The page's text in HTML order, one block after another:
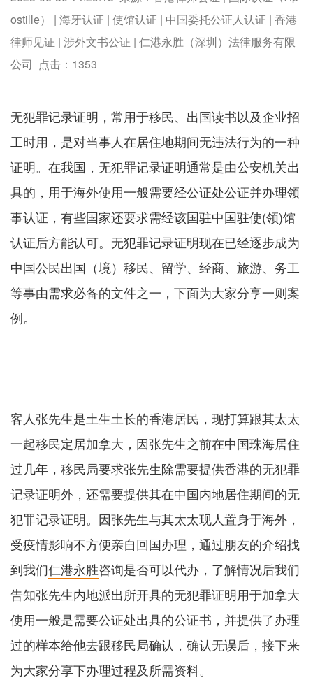
ostille） | 海牙认证 | 使馆认证 | 中国委托公证人认证 | 香港
律师见证 | 涉外文书公证 | 仁港永胜（深圳）法律服务有限
公司 点击： 1353
无犯罪记录证明，常用于移民、出国读书以及企业招
工时用，是对当事人在居住地期间无违法行为的一种
证明。在我国，无犯罪记录证明通常是由公安机关出
具的，用于海外使用一般需要经公证处公证并办理领
事认证，有些国家还要求需经该国驻中国驻使(领)馆
认证后方能认可。无犯罪记录证明现在已经逐步成为
中国公民出国（境）移民、留学、经商、旅游、务工
等事由需求必备的文件之一，下面为大家分享一则案
例。
客人张先生是土生土长的香港居民，现打算跟其太太
一起移民定居加拿大，因张先生之前在中国珠海居住
过几年，移民局要求张先生除需要提供香港的无犯罪
记录证明外，还需要提供其在中国内地居住期间的无
犯罪记录证明。因张先生与其太太现人置身于海外，
受疫情影响不方便亲自回国办理，通过朋友的介绍找
到我们仁港永胜咨询是否可以代办，了解情况后我们
告知张先生内地派出所开具的无犯罪证明用于加拿大
使用一般是需要公证处出具的公证书，并提供了办理
过的样本给他去跟移民局确认，确认无误后，接下来
为大家分享下办理过程及所需资料。